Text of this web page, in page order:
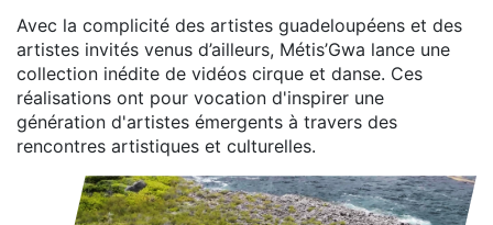
Avec la complicité des artistes guadeloupéens et des
artistes invités venus d’ailleurs, Métis’Gwa lance une
collection inédite de vidéos cirque et danse. Ces
réalisations ont pour vocation d'inspirer une
génération d'artistes émergents à travers des
rencontres artistiques et culturelles.